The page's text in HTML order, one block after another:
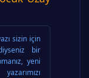
sizin için
bir
yeni